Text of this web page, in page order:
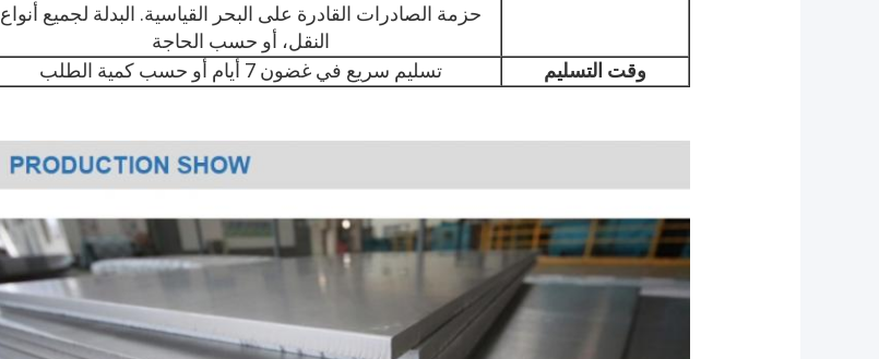
حزمة الصادرات القادرة على البحر القياسية. البدلة لجميع أنواع
النقل، أو حسب الحاجة
وقت التسليم
تسليم سريع في غضون 7 أيام أو حسب كمية الطلب